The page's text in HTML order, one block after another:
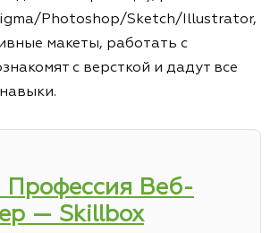
Photoshop/Sketch/Illustrator,
макеты, работать с
с версткой и дадут все
Профессия Веб-
— Skillbox